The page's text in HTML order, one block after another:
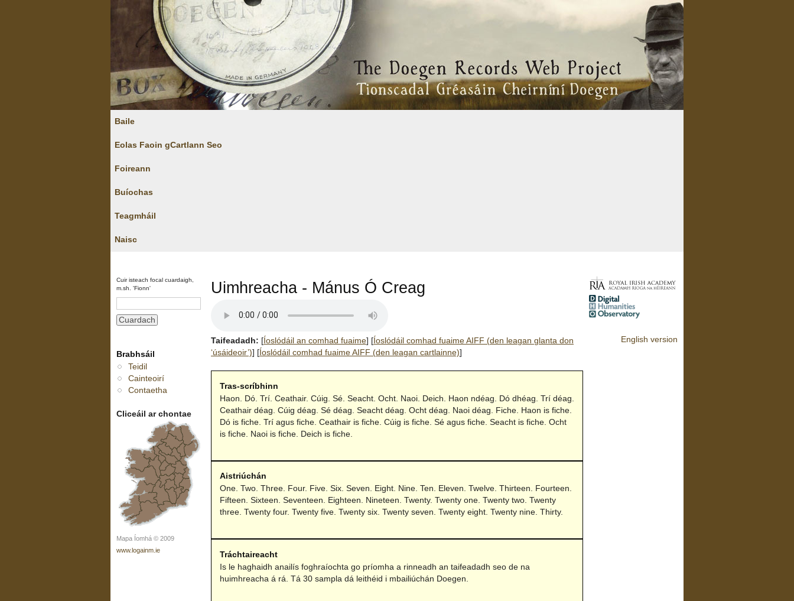
Baile
Eolas Faoin gCartlann Seo
Foireann
Buíochas
Teagmháil
Naisc
Cuir isteach focal cuardaigh,
m.sh. 'Fionn'
Brabhsáil
Teidil
Cainteoirí
Contaetha
Cliceáil ar chontae
Mapa Íomhá © 2009
www.logainm.ie
Uimhreacha - Mánus Ó Creag
Taifeadadh: [ Íoslódáil an comhad fuaime] [ Íoslódáil comhad fuaime AIFF (den leagan glanta don
‘úsáideoir’)] [ Íoslódáil comhad fuaime AIFF (den leagan cartlainne)]
Tras-scríbhinn
Haon. Dó. Trí. Ceathair. Cúig. Sé. Seacht. Ocht. Naoi. Deich. Haon ndéag. Dó dhéag. Trí déag.
Ceathair déag. Cúig déag. Sé déag. Seacht déag. Ocht déag. Naoi déag. Fiche. Haon is fiche.
Dó is fiche. Trí agus fiche. Ceathair is fiche. Cúig is fiche. Sé agus fiche. Seacht is fiche. Ocht
is fiche. Naoi is fiche. Deich is fiche.
Aistriúchán
One. Two. Three. Four. Five. Six. Seven. Eight. Nine. Ten. Eleven. Twelve. Thirteen. Fourteen.
Fifteen. Sixteen. Seventeen. Eighteen. Nineteen. Twenty. Twenty one. Twenty two. Twenty
three. Twenty four. Twenty five. Twenty six. Twenty seven. Twenty eight. Twenty nine. Thirty.
Tráchtaireacht
Is le haghaidh anailís foghraíochta go príomha a rinneadh an taifeadadh seo de na
huimhreacha á rá. Tá 30 sampla dá leithéid i mbailiúchán Doegen.
English version